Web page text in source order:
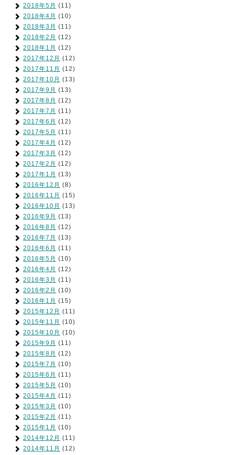
2018年5月 (11)
2018年4月 (10)
2018年3月 (11)
2018年2月 (12)
2018年1月 (12)
2017年12月 (12)
2017年11月 (12)
2017年10月 (13)
2017年9月 (13)
2017年8月 (12)
2017年7月 (11)
2017年6月 (12)
2017年5月 (11)
2017年4月 (12)
2017年3月 (12)
2017年2月 (12)
2017年1月 (13)
2016年12月 (8)
2016年11月 (15)
2016年10月 (13)
2016年9月 (13)
2016年8月 (12)
2016年7月 (13)
2016年6月 (11)
2016年5月 (10)
2016年4月 (12)
2016年3月 (11)
2016年2月 (10)
2016年1月 (15)
2015年12月 (11)
2015年11月 (10)
2015年10月 (10)
2015年9月 (11)
2015年8月 (12)
2015年7月 (10)
2015年6月 (11)
2015年5月 (10)
2015年4月 (11)
2015年3月 (10)
2015年2月 (11)
2015年1月 (10)
2014年12月 (11)
2014年11月 (12)